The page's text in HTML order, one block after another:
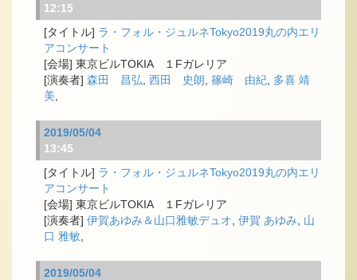
12:15
ラ・フォル・ジュルネTokyo2019丸の内エリ
アコンサート
東京ビルTOKIA １Fガレリア
森田 昌弘 西田 史朗 篠崎 由紀 多喜 靖
美
2019/05/04
13:45
ラ・フォル・ジュルネTokyo2019丸の内エリ
アコンサート
東京ビルTOKIA １Fガレリア
伊賀あゆみ＆山口雅敏デュオ 伊賀 あゆみ
山
口 雅敏
2019/05/04